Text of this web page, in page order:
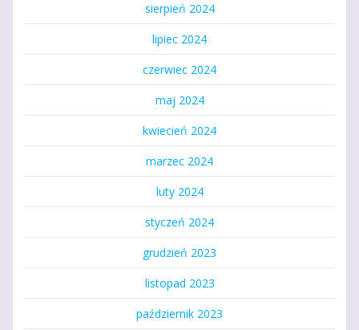
sierpień 2024
lipiec 2024
czerwiec 2024
maj 2024
kwiecień 2024
marzec 2024
luty 2024
styczeń 2024
grudzień 2023
listopad 2023
październik 2023